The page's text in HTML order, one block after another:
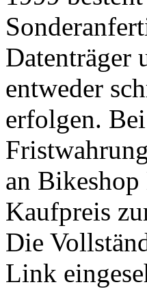
Datenträger
entweder
erfolgen.
an
Kaufpreis
Die
Link